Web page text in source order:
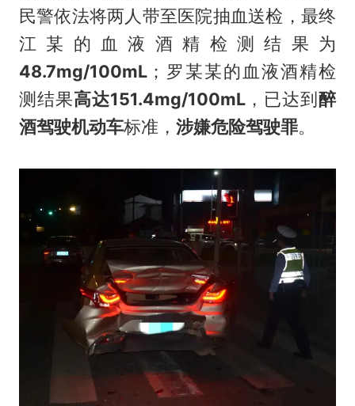
民警依法将两人带至医院抽血送检，最终
江某的血液酒精检测结果为
48.7mg/100mL；罗某某的血液酒精检
测结果高达151.4mg/100mL，已达到醉
酒驾驶机动车标准， 涉嫌危险驾驶罪。